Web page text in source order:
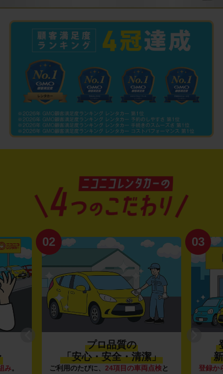
み。
02
プロ品質の
「安心・安全・清潔」
ご利用のたびに、 24項目の車両点検と
03
登録か